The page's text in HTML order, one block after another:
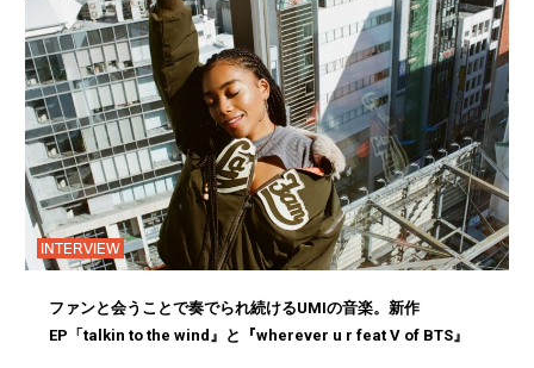
INTERVIEW
ファンと会うことで奏でられ続けるUMIの音楽。新作
EP「talkin to the wind』と『wherever u r feat V of BTS』